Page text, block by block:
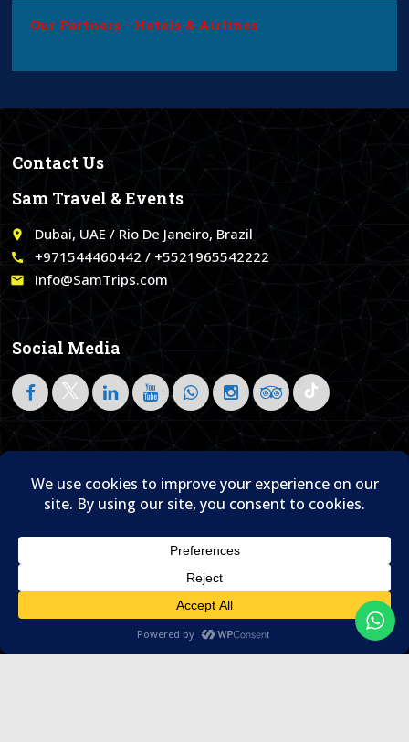
Our Partners - Hotels & Airlines
Contact Us
Sam Travel & Events
place Dubai, UAE / Rio De Janeiro, Brazil
call +971544460442 / +5521965542222
email Info@SamTrips.com
Social Media
Follow on LinkedIn
© 1995- 2026 Sam Travel & Events
About Us Blog 